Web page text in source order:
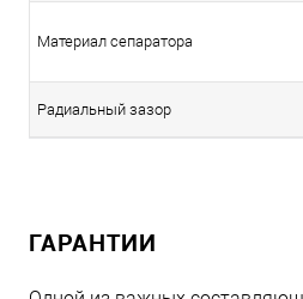
Материал сепаратора
Радиальный зазор
ГАРАНТИИ